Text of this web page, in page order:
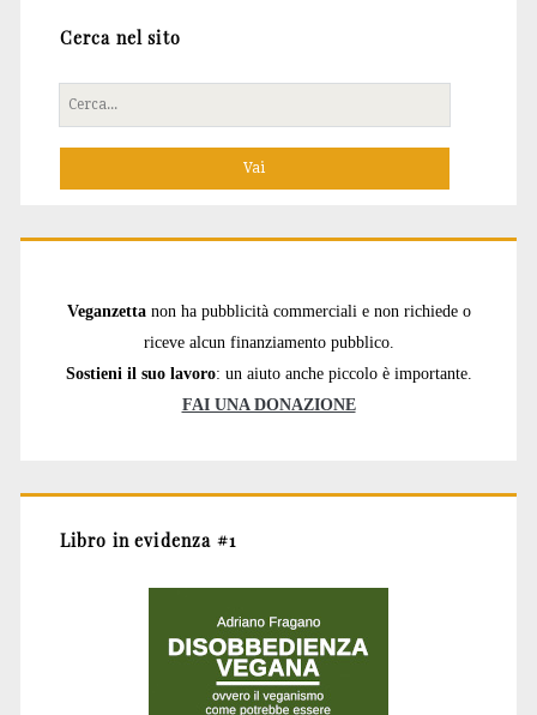
Cerca nel sito
Cerca
per:
Veganzetta non ha pubblicità commerciali e non richiede o
riceve alcun finanziamento pubblico.
Sostieni il suo lavoro: un aiuto anche piccolo è importante.
FAI UNA DONAZIONE
Libro in evidenza #1